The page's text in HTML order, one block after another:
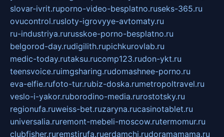
slovar-ivrit.ruporno-video-besplatno.ruseks-365.ru
ovucontrol.rusloty-igrovyye-avtomaty.ru
ru-industriya.rurusskoe-porno-besplatno.ru
belgorod-day.rudigilith.rupichkurovlab.ru
medic-today.rutaksu.rucomp123.rudon-ykt.ru
teensvoice.ruimgsharing.rudomashnee-porno.ru
eva-elfie.rufoto-tur.rubiz-doska.rumetropoltravel.ru
veslo-i-yakor.ruborodino-media.rurostotsky.ru
regionufa.ruweiss-bet.ruzaryna.rucasinotablet.ru
universalia.ruremont-mebeli-moscow.rutermomur.ru
clubfisher.ruremstirufa.ruerdamchi.rudoramamama.ru